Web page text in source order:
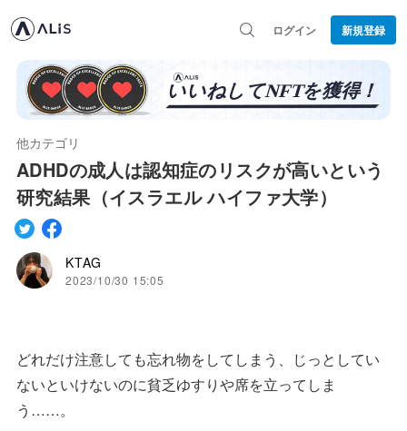
ログイン 新規登録
他カテゴリ
ADHDの成人は認知症のリスクが高いという
研究結果（イスラエル ハイファ大学）
KTAG
2023/10/30 15:05
どれだけ注意しても忘れ物をしてしまう、じっとしてい
ないといけないのに貧乏ゆすりや席を立ってしま
う……。